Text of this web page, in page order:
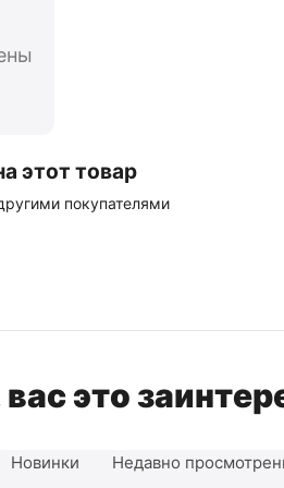
этот товар
покупателями
это
Новинки Недавно